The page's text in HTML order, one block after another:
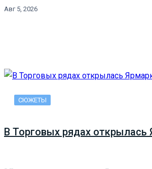
Авг 5, 2026
СЮЖЕТЫ
В Торговых рядах открылась